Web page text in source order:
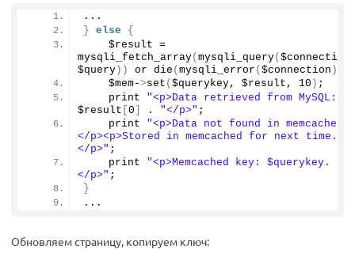
...
} else
{
mysqli_fetch_array( mysqli_query(
$query )) or die ( mysqli_error ( $connection ))
    $mem-
>set ( $querykey, $result, 10 ) ;
    print
"<p>Data retrieved from MySQL: "
$result 0 . "</p>" ;
    print
"<p>Data not found in memcached.
</p><p>Stored in memcached for next time.
</p>" ;
    print
"<p>Memcached key: $querykey.
</p>" ;
}
...
Обновляем страницу, копируем ключ: